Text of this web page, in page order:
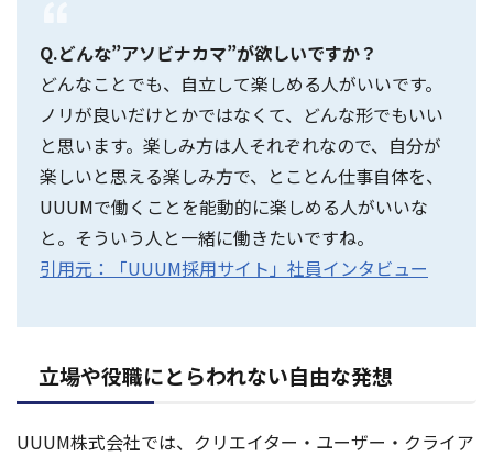
Q.どんな”アソビナカマ”が欲しいですか？
どんなことでも、自立して楽しめる人がいいです。
ノリが良いだけとかではなくて、どんな形でもいい
と思います。楽しみ方は人それぞれなので、自分が
楽しいと思える楽しみ方で、とことん仕事自体を、
UUUMで働くことを能動的に楽しめる人がいいな
と。そういう人と一緒に働きたいですね。
引用元：「UUUM採用サイト」社員インタビュー
立場や役職にとらわれない自由な発想
UUUM株式会社では、クリエイター・ユーザー・クライア